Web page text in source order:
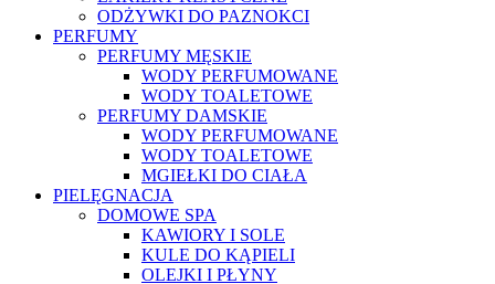
ODŻYWKI DO PAZNOKCI
PERFUMY
PERFUMY MĘSKIE
WODY PERFUMOWANE
WODY TOALETOWE
PERFUMY DAMSKIE
WODY PERFUMOWANE
WODY TOALETOWE
MGIEŁKI DO CIAŁA
PIELĘGNACJA
DOMOWE SPA
KAWIORY I SOLE
KULE DO KĄPIELI
OLEJKI I PŁYNY